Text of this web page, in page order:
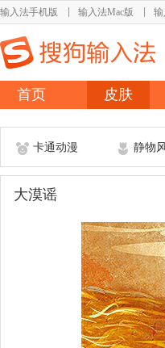
输入法手机版 输入法Mac版 输
首页 皮肤
卡通动漫 静物
大漠谣